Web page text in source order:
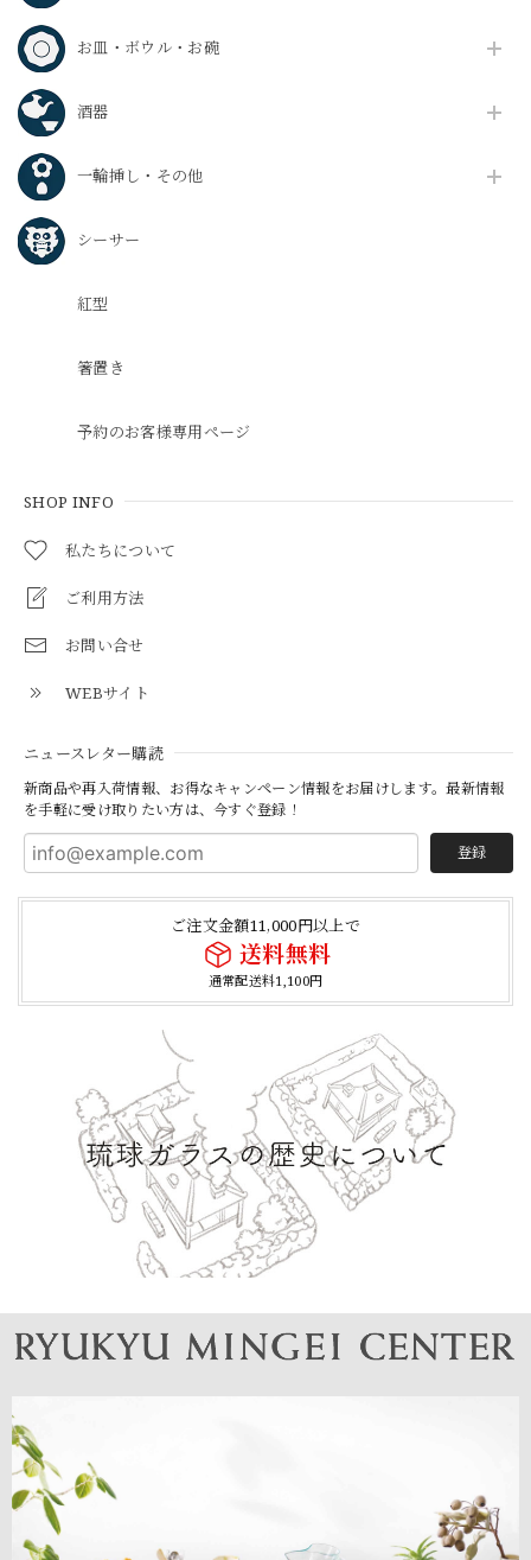
お皿・ボウル・お碗
酒器
一輪挿し・その他
シーサー
紅型
箸置き
予約のお客様専用ページ
SHOP INFO
私たちについて
ご利用方法
お問い合せ
WEBサイト
ニュースレター購読
新商品や再入荷情報、お得なキャンペーン情報をお届けします。最新情報
を手軽に受け取りたい方は、今すぐ登録！
登録
ご注文金額11,000円以上で
送料無料
通常配送料1,100円